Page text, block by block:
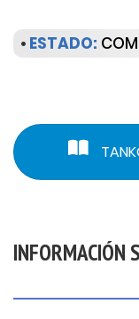
• ESTADO:
INFORMACIÓN